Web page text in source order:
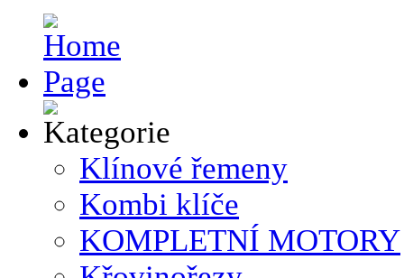
Klínové řemeny
Kombi klíče
KOMPLETNÍ MOTORY